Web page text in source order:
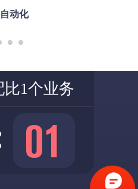
动化
比1个业务
01